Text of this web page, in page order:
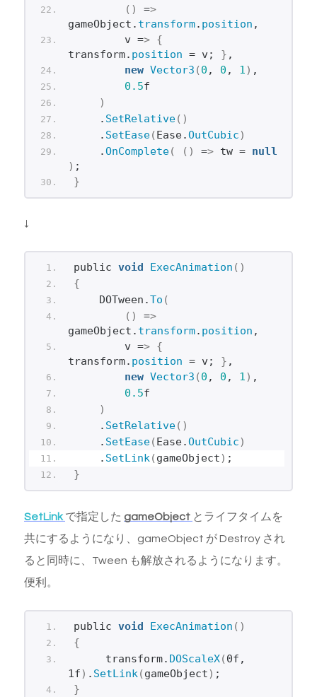
()
=>
gameObject. transform. position ,
        v =
> {
transform. position = v; } ,
new Vector3 (0 , 0 , 1) ,
0.5f
)
    .
SetRelative()
    .
SetEase(Ease.OutCubic)
    .
OnComplete( () => tw = null
) ;
}
↓
public void ExecAnimation ()
{
    DOTween.
To (
()
=>
gameObject. transform. position ,
        v =
> {
transform. position = v; } ,
new Vector3 (0 , 0 , 1) ,
0.5f
)
    .
SetRelative()
    .
SetEase(Ease.OutCubic)
    .
SetLink(gameObject) ;
}
SetLink で指定した gameObject とライフタイムを
共にするようになり、gameObject が Destroy され
ると同時に、Tween も解放されるようになります。
便利。
public void ExecAnimation ()
{
     transform.
DOScaleX(0f,
1f) . SetLink(gameObject) ;
}